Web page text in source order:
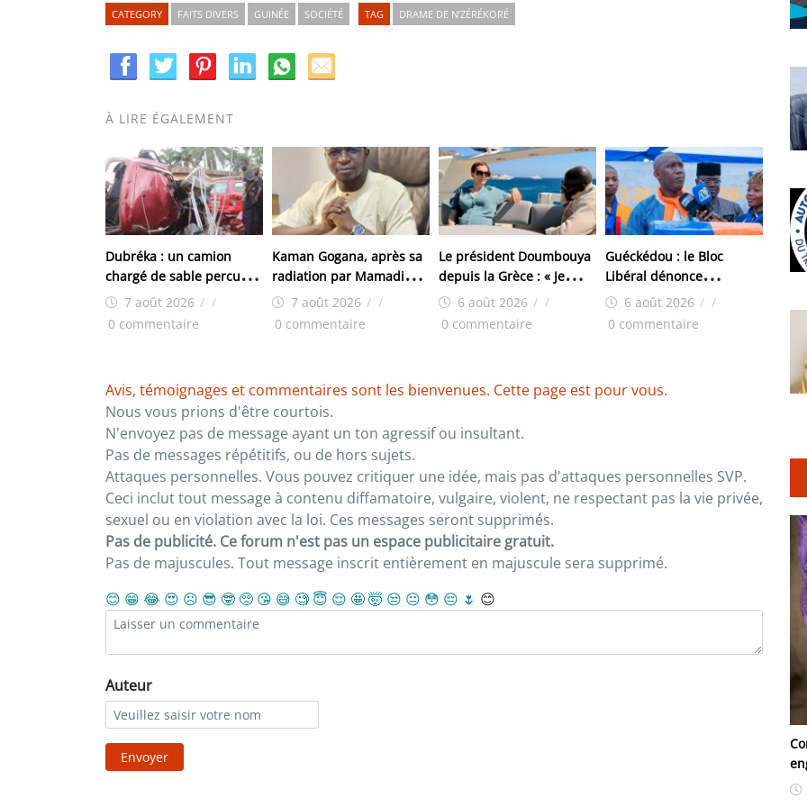
CATEGORY FAITS DIVERS GUINÉE SOCIÉTÉ TAG DRAME DE N’ZÉRÉKORÉ
À LIRE ÉGALEMENT
Dubréka : un camion
chargé de sable percute
violemment un véhicule
de boissons à Kenendé
7 août 2026 / /
0 commentaire
Kaman Gogana, après sa
radiation par Mamadi
Doumbouya : « On m’a
retiré ma robe, pas ma
7 août 2026 / /
0 commentaire
Le président Doumbouya
depuis la Grèce : « Je
reste, où que je sois, au
service exclusif de notre
6 août 2026 / /
0 commentaire
Guéckédou : le Bloc
Libéral dénonce
l’arrestation de trois de
ses responsables
6 août 2026 / /
0 commentaire
Avis, témoignages et commentaires sont les bienvenues. Cette page est pour vous.
Nous vous prions d'être courtois.
N'envoyez pas de message ayant un ton agressif ou insultant.
Pas de messages répétitifs, ou de hors sujets.
Attaques personnelles. Vous pouvez critiquer une idée, mais pas d'attaques personnelles SVP.
Ceci inclut tout message à contenu diffamatoire, vulgaire, violent, ne respectant pas la vie privée,
sexuel ou en violation avec la loi. Ces messages seront supprimés.
Pas de publicité. Ce forum n'est pas un espace publicitaire gratuit.
Pas de majuscules. Tout message inscrit entièrement en majuscule sera supprimé.
😊 😁 😂 😍 ☹️ 😎 🤓 🥺 😘 😅 🧐 😇 😌 🤩🤯 😒 😐 😳 😔 🌷 😊
Auteur
Envoyer